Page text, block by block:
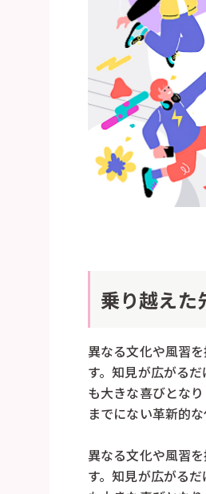
乗り越えた
異なる文化や風習
す。知見が広がる
も大きな喜びとな
までにない革新的
異なる文化や風習
す。知見が広がる